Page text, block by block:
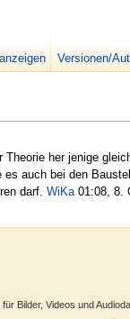
her jenige
auch bei den
darf. WiKa 01:08, 8.
Versionen/
Bilder, Videos und